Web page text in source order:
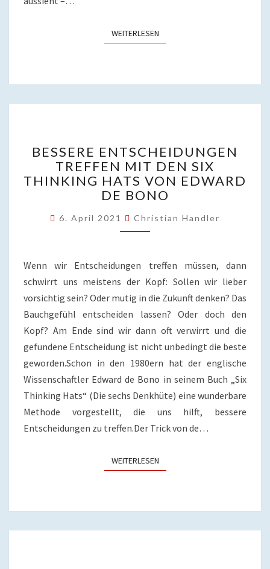
WEITERLESENWEITERLESEN
ENTSCHEIDUNGEN
TREFFEN
MIT
DEN
THINKING
HATS
DE
BONO
BESSERE ENTSCHEIDUNGEN
TREFFEN MIT DEN SIX
THINKING HATS VON EDWARD
DE BONO
6. April 2021 Christian Handler
Wenn wir Entscheidungen treffen müssen, dann
schwirrt uns meistens der Kopf: Sollen wir lieber
vorsichtig sein? Oder mutig in die Zukunft denken? Das
Bauchgefühl entscheiden lassen? Oder doch den
Kopf? Am Ende sind wir dann oft verwirrt und die
gefundene Entscheidung ist nicht unbedingt die beste
geworden.Schon in den 1980ern hat der englische
Wissenschaftler Edward de Bono in seinem Buch „Six
Thinking Hats“ (Die sechs Denkhüte) eine wunderbare
Methode vorgestellt, die uns hilft, bessere
Entscheidungen zu treffen.Der Trick von de…
WEITERLESENWEITERLESEN